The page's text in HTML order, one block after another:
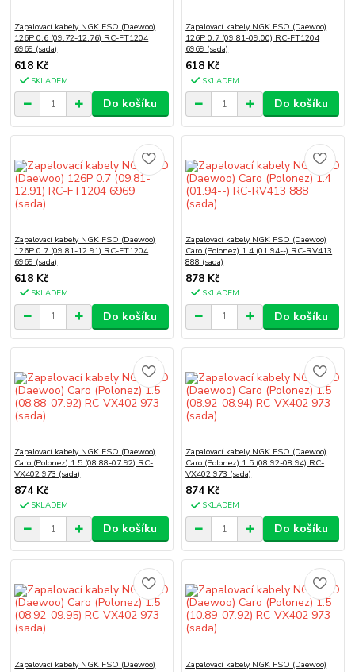
Zapalovací kabely NGK FSO (Daewoo)
126P 0.6 (09.72-12.76) RC-FT1204
6969 (sada)
618 Kč
SKLADEM
Do košíku
Zapalovací kabely NGK FSO (Daewoo)
126P 0.7 (09.81-09.00) RC-FT1204
6969 (sada)
618 Kč
SKLADEM
Do košíku
Zapalovací kabely NGK FSO (Daewoo)
126P 0.7 (09.81-12.91) RC-FT1204
6969 (sada)
618 Kč
SKLADEM
Do košíku
Zapalovací kabely NGK FSO (Daewoo)
Caro (Polonez) 1.4 (01.94--) RC-RV413
888 (sada)
878 Kč
SKLADEM
Do košíku
Zapalovací kabely NGK FSO (Daewoo)
Caro (Polonez) 1.5 (08.88-07.92) RC-
VX402 973 (sada)
874 Kč
SKLADEM
Do košíku
Zapalovací kabely NGK FSO (Daewoo)
Caro (Polonez) 1.5 (08.92-08.94) RC-
VX402 973 (sada)
874 Kč
SKLADEM
Do košíku
Zapalovací kabely NGK FSO (Daewoo)
Zapalovací kabely NGK FSO (Daewoo)